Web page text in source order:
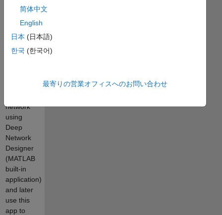
coding.
Other than
using the
model,
network
using
Deep
Network
Designer
(MATLAB
built-in
application)
and later
use this
app to
简体中文
English
日本 (日本語)
한국 (한국어)
最寄りの営業オフィスへのお問い合わせ